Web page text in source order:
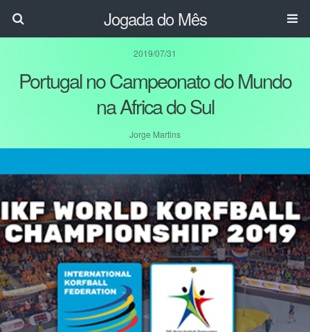
Jogada do Mês
2019/07/31
Portugal no Campeonato do Mundo
na Africa do Sul
Jorge Martins